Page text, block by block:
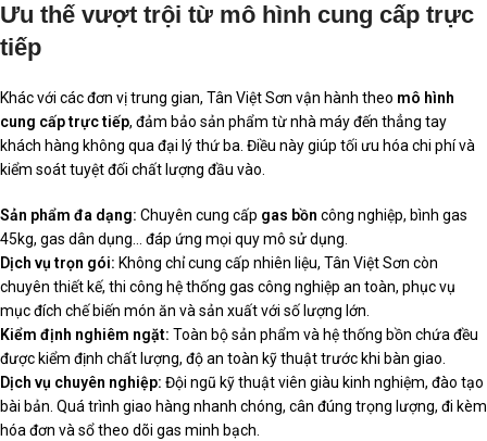
Ưu thế vượt trội từ mô hình cung cấp trực
tiếp
Khác với các đơn vị trung gian, Tân Việt Sơn vận hành theo mô hình
cung cấp trực tiếp, đảm bảo sản phẩm từ nhà máy đến thẳng tay
khách hàng không qua đại lý thứ ba. Điều này giúp tối ưu hóa chi phí và
kiểm soát tuyệt đối chất lượng đầu vào.
Sản phẩm đa dạng: Chuyên cung cấp gas bồn công nghiệp, bình gas
45kg, gas dân dụng… đáp ứng mọi quy mô sử dụng.
Dịch vụ trọn gói: Không chỉ cung cấp nhiên liệu, Tân Việt Sơn còn
chuyên thiết kế, thi công hệ thống gas công nghiệp an toàn, phục vụ
mục đích chế biến món ăn và sản xuất với số lượng lớn.
Kiểm định nghiêm ngặt: Toàn bộ sản phẩm và hệ thống bồn chứa đều
được kiểm định chất lượng, độ an toàn kỹ thuật trước khi bàn giao.
Dịch vụ chuyên nghiệp: Đội ngũ kỹ thuật viên giàu kinh nghiệm, đào tạo
bài bản. Quá trình giao hàng nhanh chóng, cân đúng trọng lượng, đi kèm
hóa đơn và sổ theo dõi gas minh bạch.